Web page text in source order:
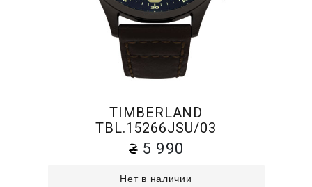
TIMBERLAND
TBL.15266JSU/03
5 990
Нет в наличии